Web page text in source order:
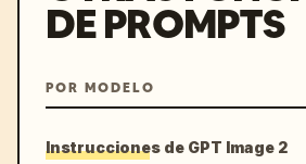
colgado, inserción, atado,
grabado, empaquetado,
Elementos obligatorios:
1. Tablero de visión del
simbólico, paisaje urbano,
DE PROMPTS
POR MODELO
Instrucciones de GPT Image 2